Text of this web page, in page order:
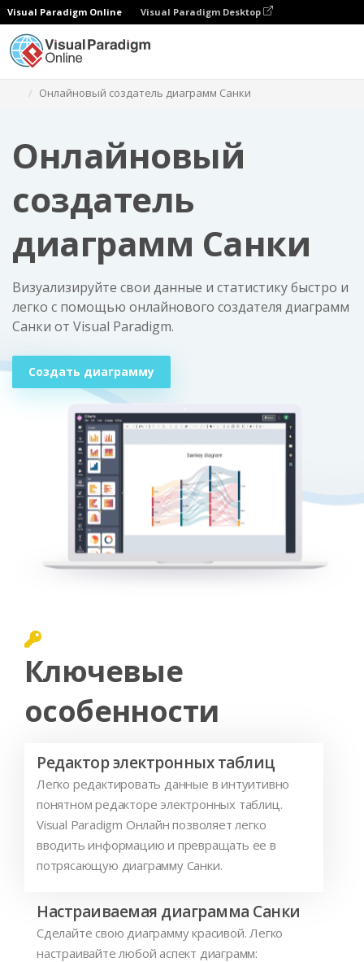
Visual Paradigm Online Visual Paradigm Desktop
Онлайновый создатель диаграмм Санки
Онлайновый
создатель
диаграмм Санки
Визуализируйте свои данные и статистику быстро и
легко с помощью онлайнового создателя диаграмм
Санки от Visual Paradigm.
Создать диаграмму
Ключевые
особенности
Редактор электронных таблиц
Легко редактировать данные в интуитивно
понятном редакторе электронных таблиц.
Visual Paradigm Онлайн позволяет легко
вводить информацию и превращать ее в
потрясающую диаграмму Санки.
Настраиваемая диаграмма Санки
Сделайте свою диаграмму красивой. Легко
настраивайте любой аспект диаграмм: